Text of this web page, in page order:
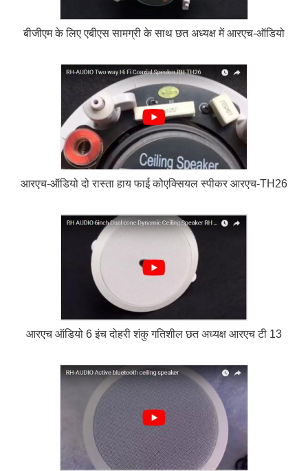
बीजीएम के लिए एबीएस सामग्री के साथ छत अध्यक्ष में आरएच-ऑडियो
आरएच-ऑडियो दो रास्ता हाय फाई कोएक्सियल स्पीकर आरएच-TH26
आरएच ऑडियो 6 इंच दोहरी शंकु गतिशील छत अध्यक्ष आरएच टी 13